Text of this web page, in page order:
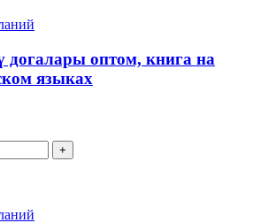
оптом, книга на
языках